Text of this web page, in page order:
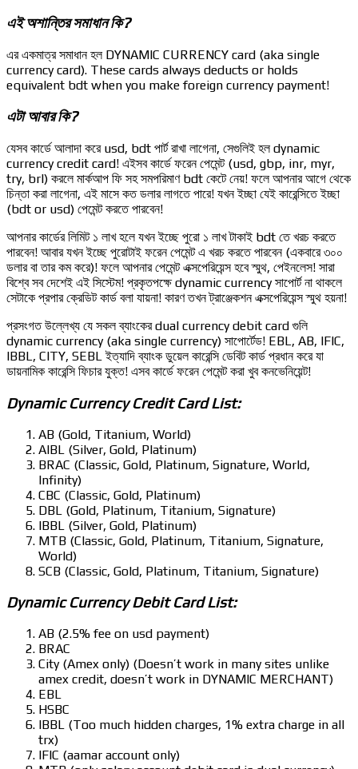
এই অশান্তির সমাধান কি?
এর একমাত্র সমাধান হল DYNAMIC CURRENCY card (aka single
currency card). These cards always deducts or holds
equivalent bdt when you make foreign currency payment!
এটা আবার কি?
যেসব কার্ডে আলাদা করে usd, bdt পার্ট রাখা লাগেনা, সেগুলিই হল dynamic
currency credit card! এইসব কার্ডে ফরেন পেমেন্ট (usd, gbp, inr, myr,
try, brl) করলে মার্কআপ ফি সহ সমপরিমাণ bdt কেটে নেয়! ফলে আপনার আগে থেকে
চিন্তা করা লাগেনা, এই মাসে কত ডলার লাগতে পারে! যখন ইচ্ছা যেই কারেন্সিতে ইচ্ছা
(bdt or usd) পেমেন্ট করতে পারবেন!
আপনার কার্ডের লিমিট ১ লাখ হলে যখন ইচ্ছে পুরো ১ লাখ টাকাই bdt তে খরচ করতে
পারবেন! আবার যখন ইচ্ছে পুরোটাই ফরেন পেমেন্ট এ খরচ করতে পারবেন (একবারে ৩০০
ডলার বা তার কম করে)! ফলে আপনার পেমেন্ট এক্সপেরিয়েন্স হবে স্মুথ, পেইনলেস! সারা
বিশ্বে সব দেশেই এই সিস্টেম! প্রকৃতপক্ষে dynamic currency সাপোর্ট না থাকলে
সেটাকে প্রপার ক্রেডিট কার্ড বলা যায়না! কারণ তখন ট্রাঞ্জেকশন এক্সপেরিয়েন্স স্মুথ হয়না!
প্রসংগত উল্লেখ্য যে সকল ব্যাংকের dual currency debit card গুলি
dynamic currency (aka single currency) সাপোর্টেড! EBL, AB, IFIC,
IBBL, CITY, SEBL ইত্যাদি ব্যাংক ডুয়েল কারেন্সি ডেবিট কার্ড প্রধান করে যা
ডায়নামিক কারেন্সি ফিচার যুক্ত! এসব কার্ডে ফরেন পেমেন্ট করা খুব কনভেনিয়েন্ট!
Dynamic Currency Credit Card List:
AB (Gold, Titanium, World)
AIBL (Silver, Gold, Platinum)
BRAC (Classic, Gold, Platinum, Signature, World,
Infinity)
CBC (Classic, Gold, Platinum)
DBL (Gold, Platinum, Titanium, Signature)
IBBL (Silver, Gold, Platinum)
MTB (Classic, Gold, Platinum, Titanium, Signature,
World)
SCB (Classic, Gold, Platinum, Titanium, Signature)
Dynamic Currency Debit Card List:
AB (2.5% fee on usd payment)
BRAC
City (Amex only) (Doesn’t work in many sites unlike
amex credit, doesn’t work in DYNAMIC MERCHANT)
EBL
HSBC
IBBL (Too much hidden charges, 1% extra charge in all
trx)
IFIC (aamar account only)